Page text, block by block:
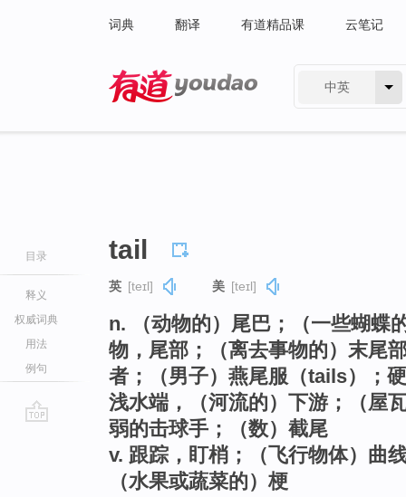
词典 翻译 有道精品课 云笔记
中英
目录
释义
权威词典
用法
例句
tail
英 [teɪl] 美 [teɪl]
n. （动物的）尾巴；（一些蝴蝶
物，尾部；（离去事物的）末尾
者；（男子）燕尾服（tails）；
浅水端，（河流的）下游；（屋
弱的击球手；（数）截尾
v. 跟踪，盯梢；（飞行物体）曲
（水果或蔬菜的）梗